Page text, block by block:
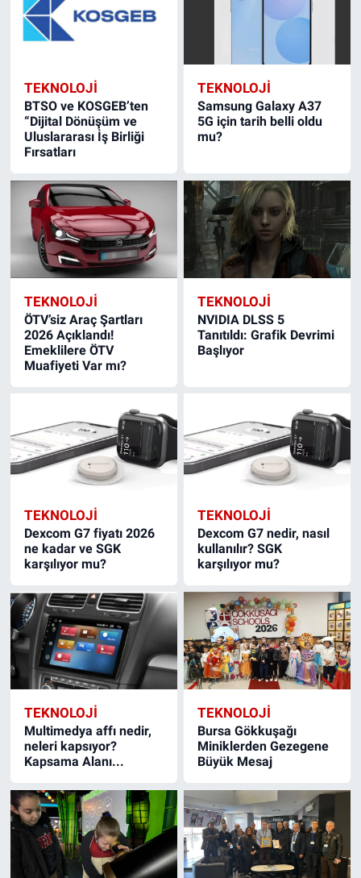
TEKNOLOJİ
BTSO ve KOSGEB’ten
“Dijital Dönüşüm ve
Uluslararası İş Birliği
Fırsatları
TEKNOLOJİ
Samsung Galaxy A37
5G için tarih belli oldu
mu?
TEKNOLOJİ
ÖTV’siz Araç Şartları
2026 Açıklandı!
Emeklilere ÖTV
Muafiyeti Var mı?
TEKNOLOJİ
NVIDIA DLSS 5
Tanıtıldı: Grafik Devrimi
Başlıyor
TEKNOLOJİ
Dexcom G7 fiyatı 2026
ne kadar ve SGK
karşılıyor mu?
TEKNOLOJİ
Dexcom G7 nedir, nasıl
kullanılır? SGK
karşılıyor mu?
TEKNOLOJİ
Multimedya affı nedir,
neleri kapsıyor?
Kapsama Alanı...
TEKNOLOJİ
Bursa Gökkuşağı
Miniklerden Gezegene
Büyük Mesaj